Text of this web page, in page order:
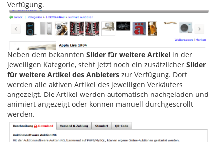
Verfügung.
Neben dem bekannten Slider für weitere Artikel in der
jeweiligen Kategorie, steht jetzt noch ein zusätzlicher Slider
für weitere Artikel des Anbieters zur Verfügung. Dort
werden alle aktiven Artikel des jeweiligen Verkäufers
angezeigt. Die Artikel werden automatisch nachgeladen und
animiert angezeigt oder können manuell durchgescrollt
werden.